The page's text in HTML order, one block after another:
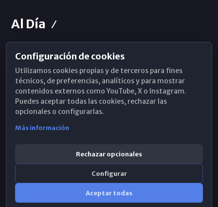
Al Día
Horarios de Misa
Hemeroteca
WhatsApp
Configuración de cookies
Utilizamos cookies propias y de terceros para fines
técnicos, de preferencias, analíticos y para mostrar
contenidos externos como YouTube, X o Instagram.
Puedes aceptar todas las cookies, rechazar las
opcionales o configurarlas.
Más información
Rechazar opcionales
Configurar
Aceptar todas